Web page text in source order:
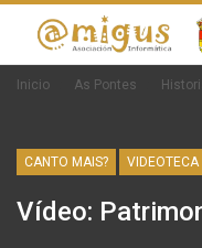
Inicio As Pontes
CANTO MAIS? VIDEOTECA
Vídeo: